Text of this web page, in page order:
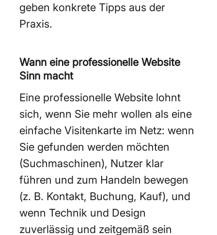
geben konkrete Tipps aus der
Praxis.
Wann eine professionelle Website
Sinn macht
Eine professionelle Website lohnt
sich, wenn Sie mehr wollen als eine
einfache Visitenkarte im Netz: wenn
Sie gefunden werden möchten
(Suchmaschinen), Nutzer klar
führen und zum Handeln bewegen
(z. B. Kontakt, Buchung, Kauf), und
wenn Technik und Design
zuverlässig und zeitgemäß sein